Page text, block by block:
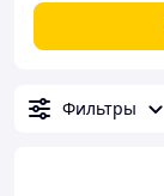
Фильтры